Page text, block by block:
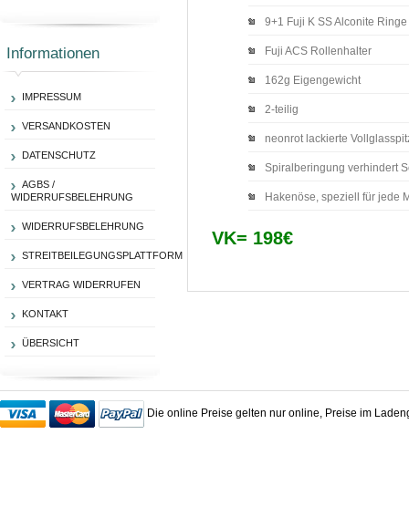
Informationen
IMPRESSUM
VERSANDKOSTEN
DATENSCHUTZ
AGBS /
WIDERRUFSBELEHRUNG
WIDERRUFSBELEHRUNG
STREITBEILEGUNGSPLATTFORM
VERTRAG WIDERRUFEN
KONTAKT
ÜBERSICHT
9+1 Fuji K SS Alconite Ringe
Fuji ACS Rollenhalter
162g Eigengewicht
2-teilig
neonrot lackierte
Spiralberingung verhindert
Hakenöse, speziell für jede
VK= 198€
Die online Preise gelten nur online, Preise im